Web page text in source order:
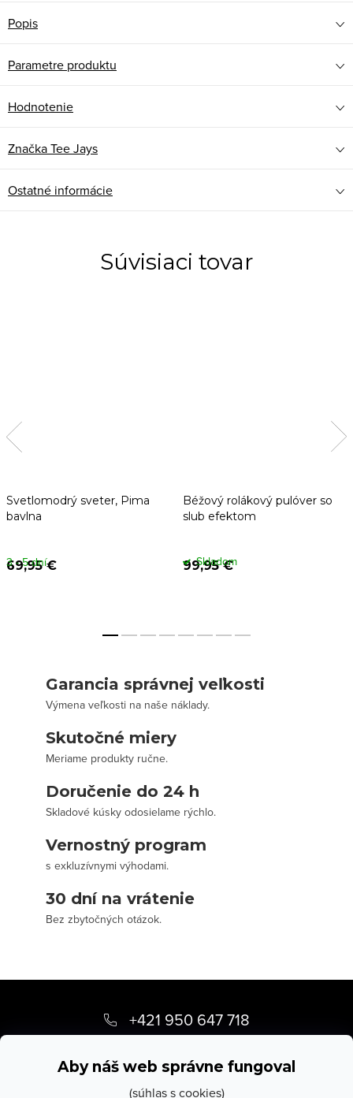
Aby náš web správne fungoval
(súhlas s cookies)
Popis
Parametre produktu
Hodnotenie
ZnačkaTee Jays
Ostatné informácie
Súvisiaci tovar
Svetlomodrý sveter, Pima
bavlna
69,95 €
3 - 5 dní
Béžový rolákový pulóver so
slub efektom
99,95 €
Skladom
Garancia správnej veľkosti
Výmena veľkosti na naše náklady.
Skutočné miery
Meriame produkty ručne.
Doručenie do 24 h
Skladové kúsky odosielame rýchlo.
Vernostný program
s exkluzívnymi výhodami.
30 dní na vrátenie
Bez zbytočných otázok.
p
+421 950 647 718